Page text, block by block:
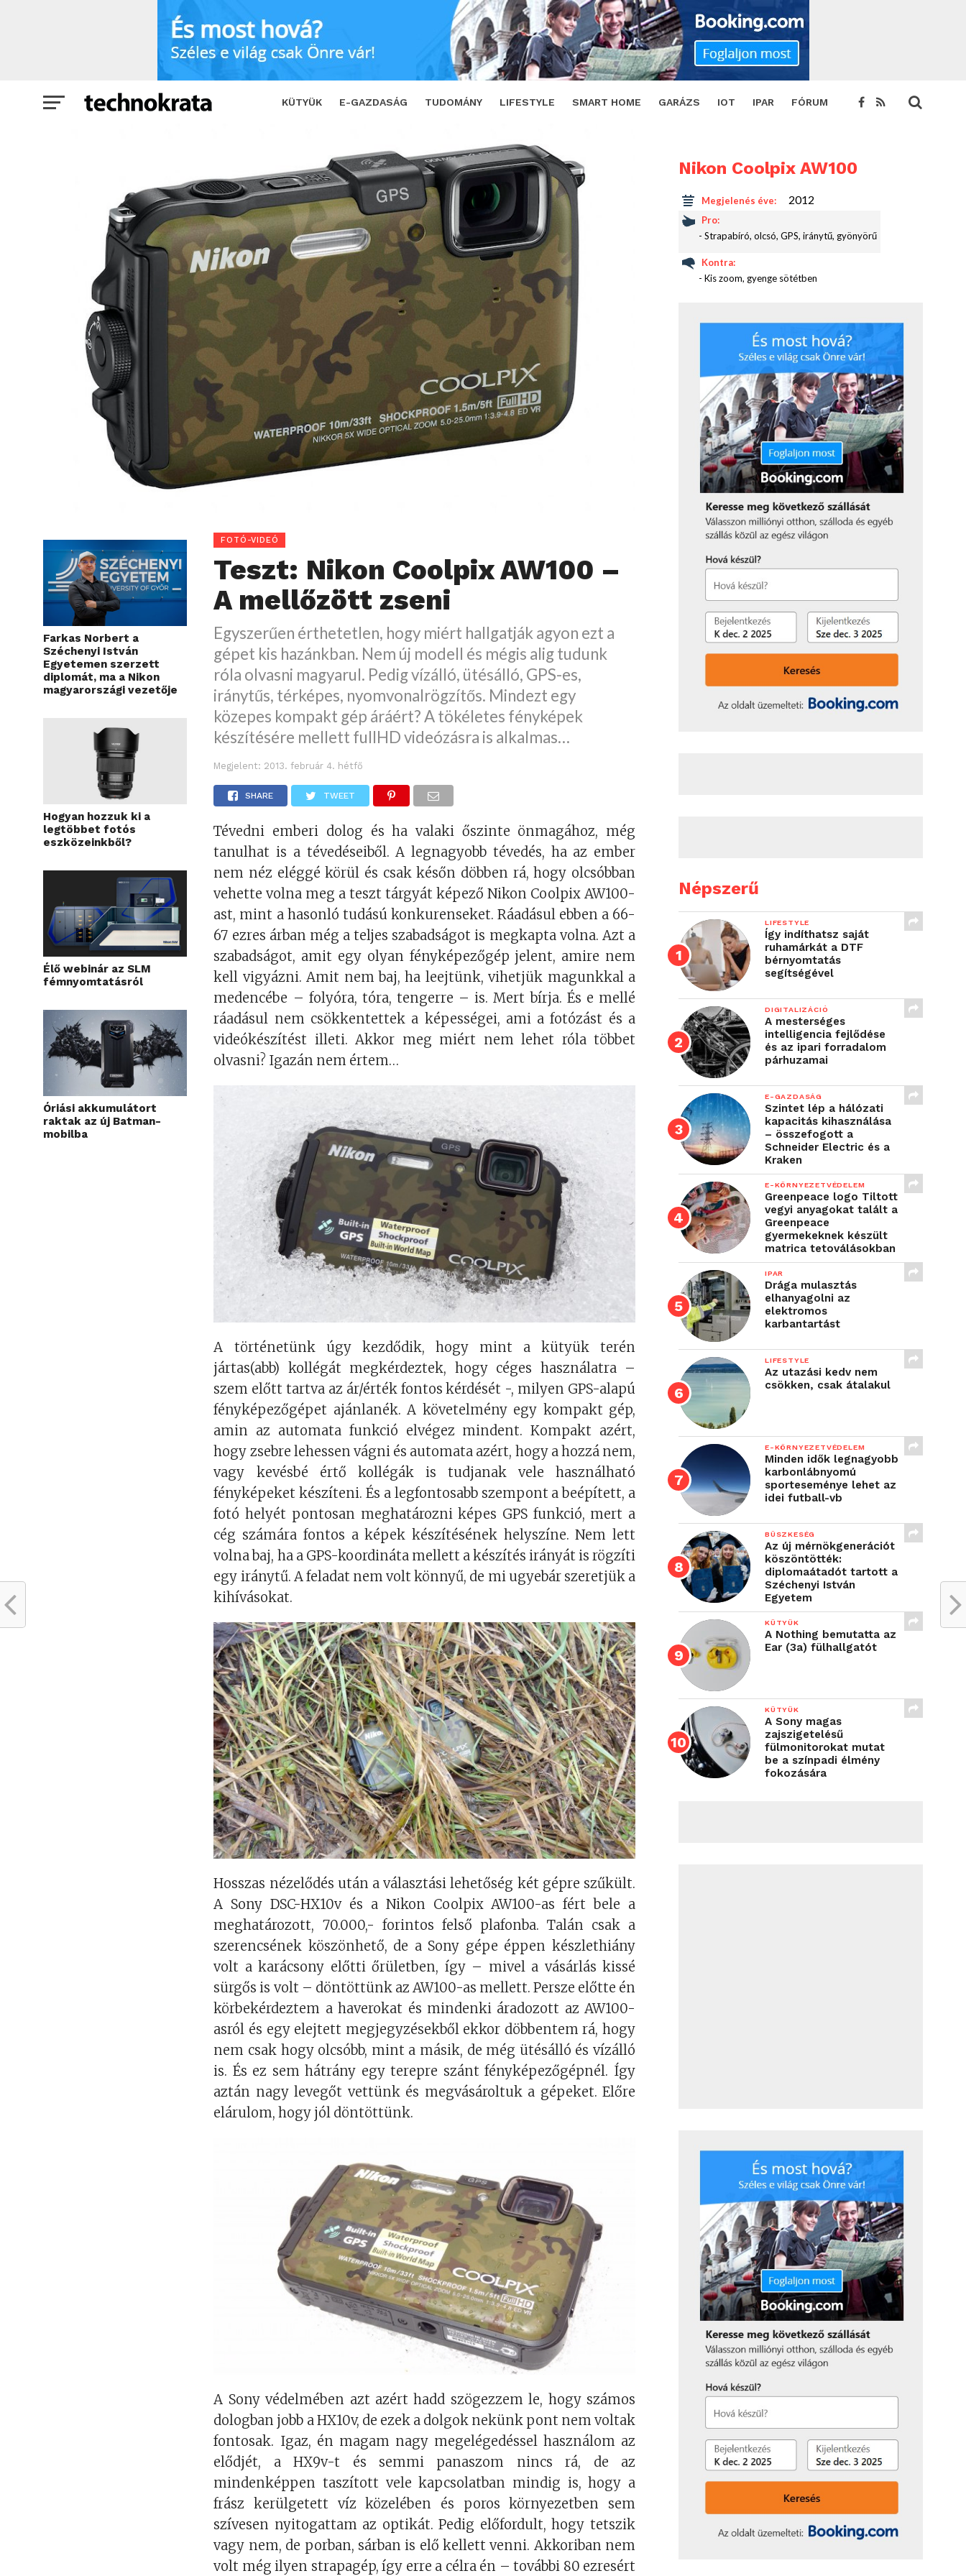
KÜTYÜK E-GAZDASÁG TUDOMÁNY LIFESTYLE SMART HOME GARÁZS IOT IPAR FÓRUM
Teszt: Nikon Coolpix AW100 – A mellőzött zseni SHARE TWEET
Farkas Norbert a
Széchenyi István
Egyetemen szerzett
diplomát, ma a Nikon
magyarországi vezetője
Hogyan hozzuk ki a
legtöbbet fotós
eszközeinkből?
Élő webinár az SLM
fémnyomtatásról
Óriási akkumulátort
raktak az új Batman-
mobilba
FOTÓ-VIDEÓ
Teszt: Nikon Coolpix AW100 –
A mellőzött zseni
Egyszerűen érthetetlen, hogy miért hallgatják agyon ezt a
gépet kis hazánkban. Nem új modell és mégis alig tudunk
róla olvasni magyarul. Pedig vízálló, ütésálló, GPS-es,
iránytűs, térképes, nyomvonalrögzítős. Mindezt egy
közepes kompakt gép áráért? A tökéletes fényképek
készítésére mellett fullHD videózásra is alkalmas…
Megjelent: 2013. február 4. hétfő
SHARE TWEET
Tévedni emberi dolog és ha valaki őszinte önmagához, még
tanulhat is a tévedéseiből. A legnagyobb tévedés, ha az ember
nem néz eléggé körül és csak későn döbben rá, hogy olcsóbban
vehette volna meg a teszt tárgyát képező Nikon Coolpix AW100-
ast, mint a hasonló tudású konkurenseket. Ráadásul ebben a 66-
67 ezres árban még a teljes szabadságot is megkapta volna. Azt a
szabadságot, amit egy olyan fényképezőgép jelent, amire nem
kell vigyázni. Amit nem baj, ha leejtünk, vihetjük magunkkal a
medencébe – folyóra, tóra, tengerre – is. Mert bírja. És e mellé
ráadásul nem csökkentettek a képességei, ami a fotózást és a
videókészítést illeti. Akkor meg miért nem lehet róla többet
olvasni? Igazán nem értem…
A történetünk úgy kezdődik, hogy mint a kütyük terén
jártas(abb) kollégát megkérdeztek, hogy céges használatra –
szem előtt tartva az ár/érték fontos kérdését -, milyen GPS-alapú
fényképezőgépet ajánlanék. A követelmény egy kompakt gép,
amin az automata funkció elvégez mindent. Kompakt azért,
hogy zsebre lehessen vágni és automata azért, hogy a hozzá nem,
vagy kevésbé értő kollégák is tudjanak vele használható
fényképeket készíteni. És a legfontosabb szempont a beépített, a
fotó helyét pontosan meghatározni képes GPS funkció, mert a
cég számára fontos a képek készítésének helyszíne. Nem lett
volna baj, ha a GPS-koordináta mellett a készítés irányát is rögzíti
egy iránytű. A feladat nem volt könnyű, de mi ugyebár szeretjük a
kihívásokat.
Hosszas nézelődés után a választási lehetőség két gépre szűkült.
A Sony DSC-HX10v és a Nikon Coolpix AW100-as fért bele a
meghatározott, 70.000,- forintos felső plafonba. Talán csak a
szerencsének köszönhető, de a Sony gépe éppen készlethiány
volt a karácsony előtti őrületben, így – mivel a vásárlás kissé
sürgős is volt – döntöttünk az AW100-as mellett. Persze előtte én
körbekérdeztem a haverokat és mindenki áradozott az AW100-
asról és egy elejtett megjegyzésekből ekkor döbbentem rá, hogy
nem csak hogy olcsóbb, mint a másik, de még ütésálló és vízálló
is. És ez sem hátrány egy terepre szánt fényképezőgépnél. Így
aztán nagy levegőt vettünk és megvásároltuk a gépeket. Előre
elárulom, hogy jól döntöttünk.
A Sony védelmében azt azért hadd szögezzem le, hogy számos
dologban jobb a HX10v, de ezek a dolgok nekünk pont nem voltak
fontosak. Igaz, én magam nagy megelégedéssel használom az
elődjét, a HX9v-t és semmi panaszom nincs rá, de az
mindenképpen taszított vele kapcsolatban mindig is, hogy a
frász kerülgetett víz közelében és poros környezetben sem
szívesen nyitogattam az optikát. Pedig előfordult, hogy tetszik
vagy nem, de porban, sárban is elő kellett venni. Akkoriban nem
volt még ilyen strapagép, így erre a célra én – további 80 ezresért
Nikon Coolpix AW100
Megjelenés éve: 2012
Pro:
- Strapabíró, olcsó, GPS, iránytű, gyönyörű
Kontra:
- Kis zoom, gyenge sötétben
Népszerű
LIFESTYLE
Így indíthatsz saját
ruhamárkát a DTF
bérnyomtatás
segítségével
DIGITALIZÁCIÓ
A mesterséges
intelligencia fejlődése
és az ipari forradalom
párhuzamai
E-GAZDASÁG
Szintet lép a hálózati
kapacitás kihasználása
– összefogott a
Schneider Electric és a
Kraken
E-KÖRNYEZETVÉDELEM
Greenpeace logo Tiltott
vegyi anyagokat talált a
Greenpeace
gyermekeknek készült
matrica tetoválásokban
IPAR
Drága mulasztás
elhanyagolni az
elektromos
karbantartást
LIFESTYLE
Az utazási kedv nem
csökken, csak átalakul
E-KÖRNYEZETVÉDELEM
Minden idők legnagyobb
karbonlábnyomú
sporteseménye lehet az
idei futball-vb
BÜSZKESÉG
Az új mérnökgenerációt
köszöntötték:
diplomaátadót tartott a
Széchenyi István
Egyetem
KÜTYÜK
A Nothing bemutatta az
Ear (3a) fülhallgatót
KÜTYÜK
A Sony magas
zajszigetelésű
fülmonitorokat mutat
be a színpadi élmény
fokozására